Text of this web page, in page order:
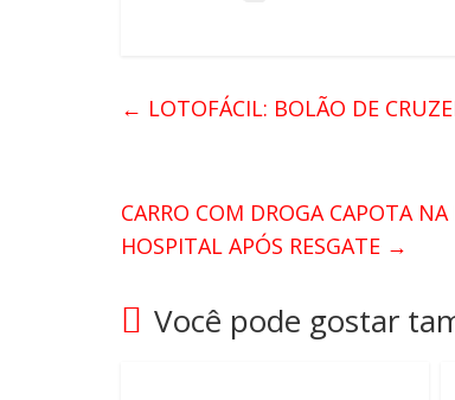
← LOTOFÁCIL: BOLÃO DE
CARRO COM DROGA CAPOTA
HOSPITAL APÓS RESGATE →
Você pode gostar